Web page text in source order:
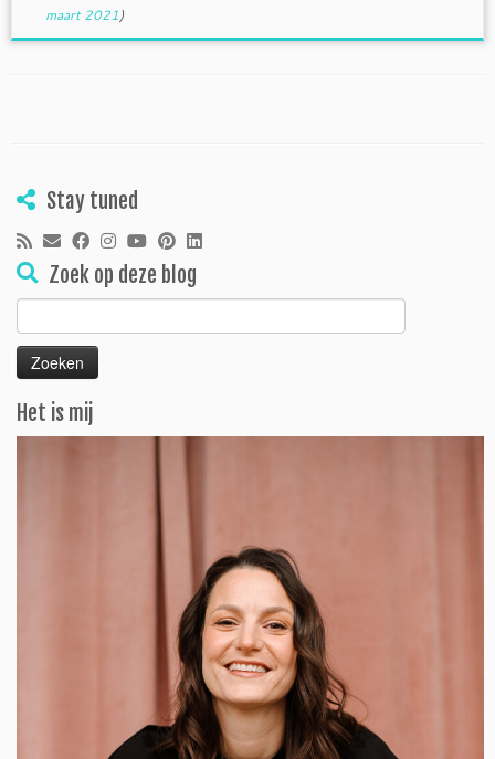
maart 2021)
Stay tuned
Zoek op deze blog
Zoeken
naar:
Het is mij